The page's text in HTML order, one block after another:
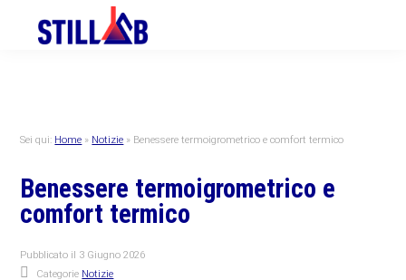
primary
primary
Sei qui: Home » Notizie » Benessere termoigrometrico e comfort termico
Benessere termoigrometrico e
comfort termico
Pubblicato il 3 Giugno 2026
Categorie Notizie